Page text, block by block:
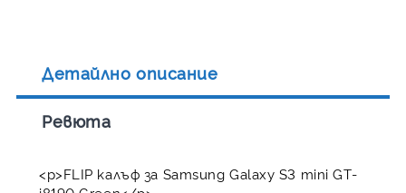
Детайлно описание
Ревюта
<p>FLIP калъф за Samsung Galaxy S3 mini GT-